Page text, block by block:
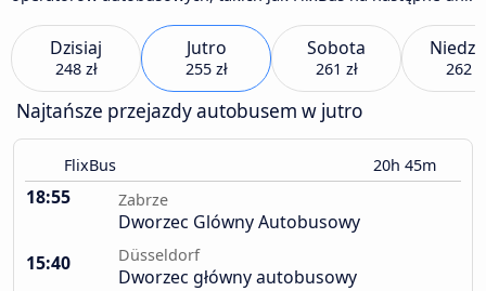
Dzisiaj
248 zł
Jutro
255 zł
Sobota
261 zł 262
Najtańsze przejazdy autobusem w jutro
FlixBus 20h 45m
18:55 Zabrze
Dworzec Glówny Autobusowy
15:40
Düsseldorf
Dworzec główny autobusowy